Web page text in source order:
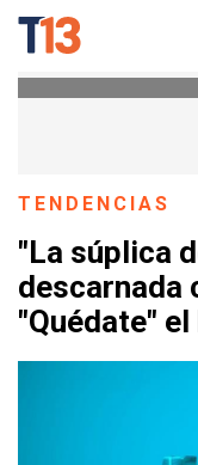
TENDENCIAS
"La súplica
descarnada
"Quédate"